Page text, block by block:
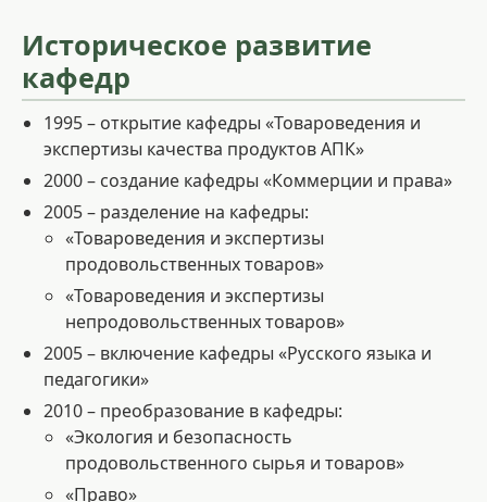
Историческое развитие
кафедр
1995 – открытие кафедры «Товароведения и
экспертизы качества продуктов АПК»
2000 – создание кафедры «Коммерции и права»
2005 – разделение на кафедры:
«Товароведения и экспертизы
продовольственных товаров»
«Товароведения и экспертизы
непродовольственных товаров»
2005 – включение кафедры «Русского языка и
педагогики»
2010 – преобразование в кафедры:
«Экология и безопасность
продовольственного сырья и товаров»
«Право»